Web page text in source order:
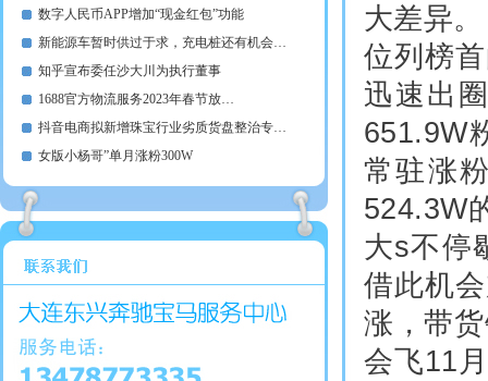
数字人民币APP增加“现金红包”功能
新能源车暂时供过于求，充电桩还有机会…
知乎宣布委任沙大川为执行董事
1688官方物流服务2023年春节放…
抖音电商拟新增珠宝行业劣质货盘整治专…
女版小杨哥”单月涨粉300W
大差异。
位列榜
迅速出
651.9W
常驻涨
524.3W
大s不停
借此机
涨，带
会飞11